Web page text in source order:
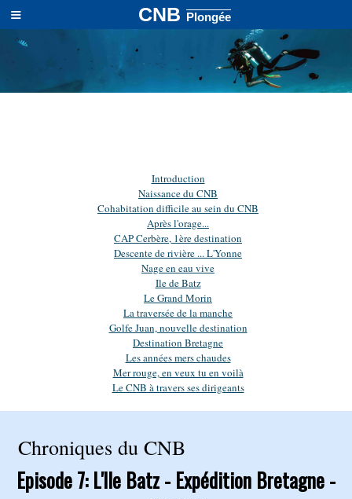
≡ CNBPlongée
Chroniques du CNB
Episode 7: L'Ile Batz - Expédition Bretagne -
Introduction
Naissance du CNB
Cohabitation difficile au sein du CNB
Après l'orage...
CAP Cerbère, 1ère destination
Descente de rivière ... L'Yonne
Nage en eau vive
Ile de Batz
Le Grand Morin
La traversée de la manche
Golfe Juan, nouvelle destination
Destination Bretagne
Les années mers chaudes
Mer rouge, en veux tu en voilà
Le CNB à travers ses dirigeants